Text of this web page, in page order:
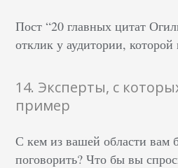
Пост “20 главных цитат
отклик у аудитории, которой
14. Эксперты, с
пример
С кем из вашей области вам
поговорить? Что бы вы